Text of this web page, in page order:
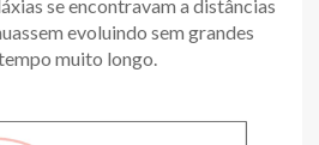
se encontravam a distâncias
evoluindo sem grandes
muito longo.